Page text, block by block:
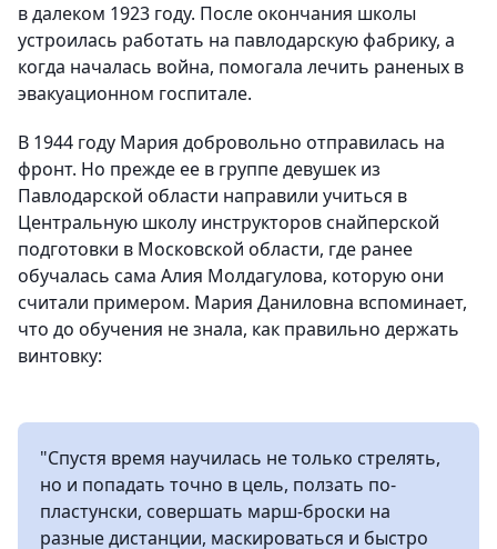
в далеком 1923 году. После окончания школы
устроилась работать на павлодарскую фабрику, а
когда началась война, помогала лечить раненых в
эвакуационном госпитале.
В 1944 году Мария добровольно отправилась на
фронт. Но прежде ее в группе девушек из
Павлодарской области направили учиться в
Центральную школу инструкторов снайперской
подготовки в Московской области, где ранее
обучалась сама Алия Молдагулова, которую они
считали примером. Мария Даниловна вспоминает,
что до обучения не знала, как правильно держать
винтовку:
"Спустя время научилась не только стрелять,
но и попадать точно в цель, ползать по-
пластунски, совершать марш-броски на
разные дистанции, маскироваться и быстро